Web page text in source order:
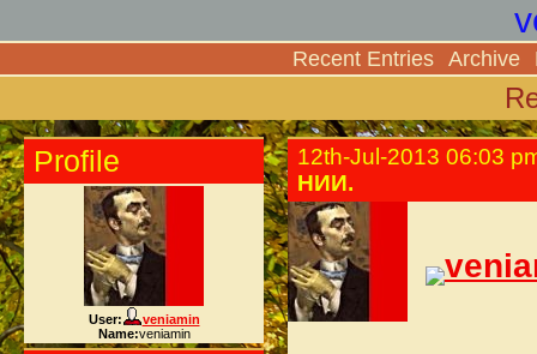
Recent Entries Archive
Profile
User:
veniamin
Name:veniamin
12th-Jul-2013 06:03
НИИ.